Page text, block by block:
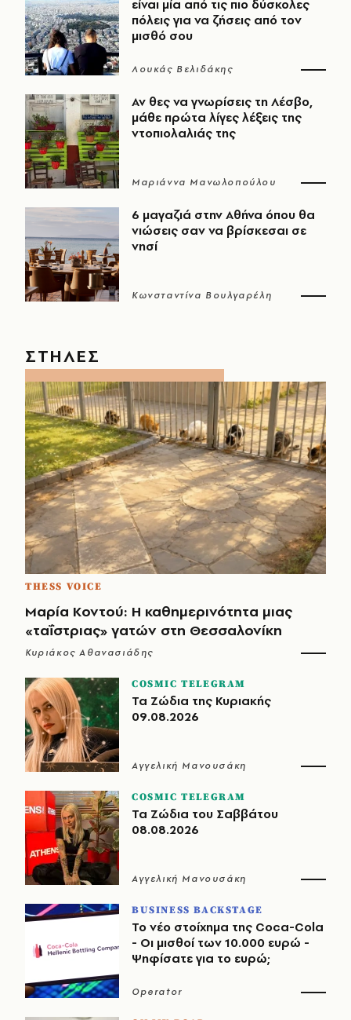
είναι μία από τις πιο δύσκολες
πόλεις για να ζήσεις από τον
μισθό σου
Λουκάς Βελιδάκης
Αν θες να γνωρίσεις τη Λέσβο,
μάθε πρώτα λίγες λέξεις της
ντοπιολαλιάς της
Μαριάννα Μανωλοπούλου
6 μαγαζιά στην Αθήνα όπου θα
νιώσεις σαν να βρίσκεσαι σε
νησί
Κωνσταντίνα Βουλγαρέλη
ΣΤΗΛΕΣ
THESS VOICE
Μαρία Κοντού: Η καθημερινότητα μιας
«ταΐστριας» γατών στη Θεσσαλονίκη
Κυριάκος Αθανασιάδης
COSMIC TELEGRAM
Τα Ζώδια της Κυριακής
09.08.2026
Αγγελική Μανουσάκη
COSMIC TELEGRAM
Τα Ζώδια του Σαββάτου
08.08.2026
Αγγελική Μανουσάκη
BUSINESS BACKSTAGE
Το νέο στοίχημα της Coca-Cola
- Οι μισθοί των 10.000 ευρώ -
Ψηφίσατε για το ευρώ;
Operator